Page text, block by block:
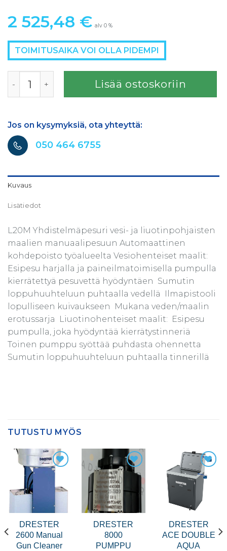
2 525,48 € alv 0 %
TOIMITUSAIKA VOI OLLA PIDEMPI
Lisää ostoskoriin
Jos on kysymyksiä, ota yhteyttä:
050 464 6755
Kuvaus
Lisätiedot
L20M Yhdistelmäpesuri vesi- ja liuotinpohjaisten
maalien manuaalipesuun Automaattinen
kohdepoisto työalueelta Vesiohenteiset maalit: 
Esipesu harjalla ja paineilmatoimisella pumpulla
kierrätettyä pesuvettä hyödyntäen  Sumutin
loppuhuuhteluun puhtaalla vedellä  Ilmapistooli
lopulliseen kuivaukseen  Mukana veden/maalin
erotussarja  Liuotinohenteiset maalit:  Esipesu
pumpulla, joka hyödyntää kierrätystinneriä 
Toinen pumppu syöttää puhdasta ohennetta 
Sumutin loppuhuuhteluun puhtaalla tinnerillä
TUTUSTU MYÖS
DRESTER
2600 Manual
Gun Cleaner
DRESTER
8000
PUMPPU
DRESTER
ACE DOUBLE
AQUA